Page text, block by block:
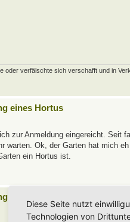
verfälschte sich verschafft und in
eines Hortus
zur Anmeldung eingereicht. Seit
warten. Ok, der Garten hat mich
ein Hortus ist.
eines Hortus
Diese Seite nutzt
Technologien von